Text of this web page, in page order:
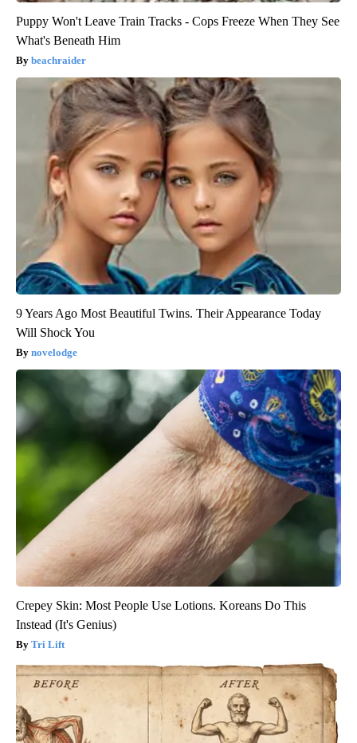
Puppy Won't Leave Train Tracks - Cops Freeze When They See
What's Beneath Him
beachraider
9 Years Ago Most Beautiful Twins. Their Appearance Today
Will Shock You
novelodge
Crepey Skin: Most People Use Lotions. Koreans Do This
Instead (It's Genius)
Tri Lift